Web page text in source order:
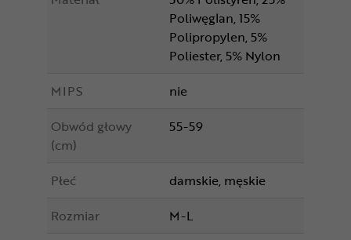
Poliwęglan, 15%
Polipropylen, 5%
Poliester, 5% Nylon
MIPS
nie
Obwód głowy
(cm)
55-59
Płeć
damskie, męskie
Rozmiar
M-L